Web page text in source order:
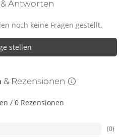
& Antworten
noch keine Fragen gestellt.
stellen
& Rezensionen
/ 0 Rezensionen
(0)